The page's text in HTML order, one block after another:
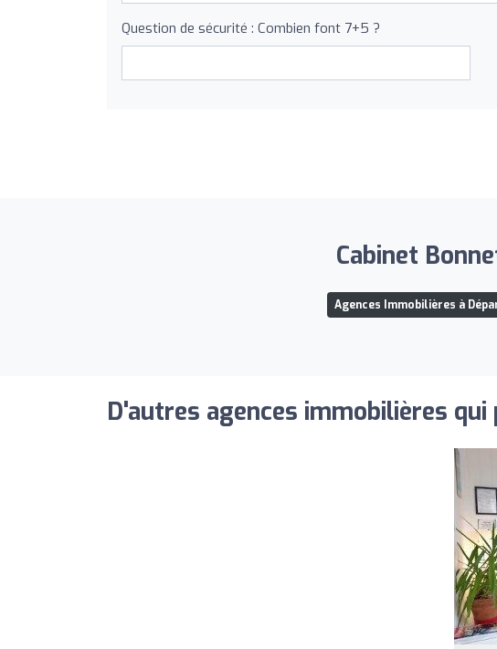
Question de sécurité : Combien font 7+5 ?
Cabinet
Agences Immobilières à
D'autres agences immobilières